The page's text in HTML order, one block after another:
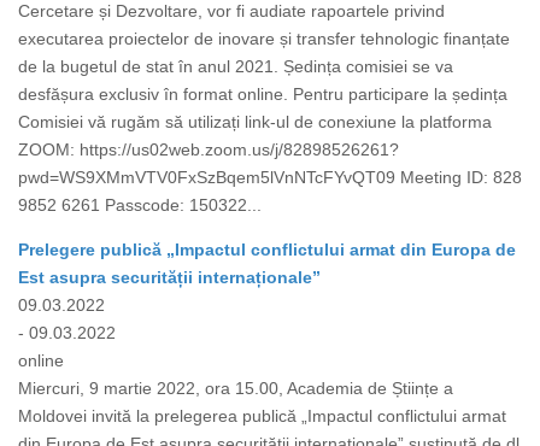
Cercetare și Dezvoltare, vor fi audiate rapoartele privind
executarea proiectelor de inovare și transfer tehnologic finanțate
de la bugetul de stat în anul 2021. Ședința comisiei se va
desfășura exclusiv în format online. Pentru participare la ședința
Comisiei vă rugăm să utilizați link-ul de conexiune la platforma
ZOOM: https://us02web.zoom.us/j/82898526261?
pwd=WS9XMmVTV0FxSzBqem5lVnNTcFYvQT09 Meeting ID: 828
9852 6261 Passcode: 150322...
Prelegere publică „Impactul conflictului armat din Europa de
Est asupra securității internaționale”
09.03.2022
- 09.03.2022
online
Miercuri, 9 martie 2022, ora 15.00, Academia de Științe a
Moldovei invită la prelegerea publică „Impactul conflictului armat